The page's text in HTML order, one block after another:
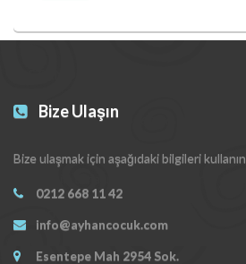
Bize Ulaşın
Bize ulaşmak için aşağıdaki bilgileri kullanın
0212 668 11 42
info@ayhancocuk.com
Esentepe Mah 2954 Sok.